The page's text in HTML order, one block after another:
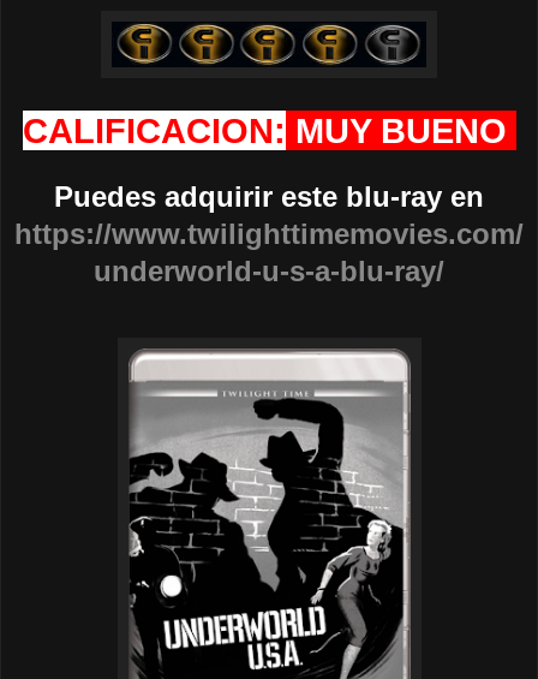
CALIFICACION: MUY BUENO
Puedes adquirir este blu-ray en
https://www.twilighttimemovies.com/
underworld-u-s-a-blu-ray/